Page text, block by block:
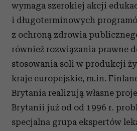
wymaga szerokiej akcji
i długoterminowych
z ochroną zdrowia
również rozwiązania prawne
stosowania soli w produkcji
kraje europejskie, m.in.
Brytania realizują własne
Brytanii już od od 1996 r.
specjalna grupa ekspertów